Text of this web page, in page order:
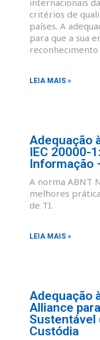
critérios de
países. A
para que a sua
reconhecimento
LEIA MAIS »
Adequação
IEC 20000-
Informação
A norma ABNT
melhores
de TI.
LEIA MAIS »
Adequação
Alliance
Sustentável
Custódia